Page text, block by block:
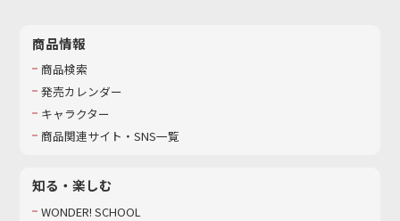
商品情報
商品検索
発売カレンダー
キャラクター
商品関連サイト・SNS一覧
知る・楽しむ
WONDER! SCHOOL